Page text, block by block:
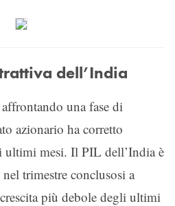
dell’India
una fase di
azionario ha corretto
ultimi mesi. Il PIL dell’India è
trimestre conclusosi a
più debole degli ultimi